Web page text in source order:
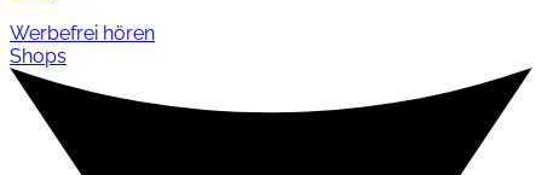
Werbefrei hören
Shops